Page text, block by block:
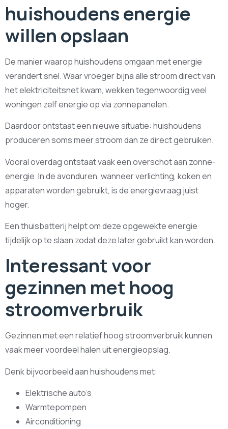
huishoudens energie
willen opslaan
De manier waarop huishoudens omgaan met energie
verandert snel. Waar vroeger bijna alle stroom direct van
het elektriciteitsnet kwam, wekken tegenwoordig veel
woningen zelf energie op via zonnepanelen.
Daardoor ontstaat een nieuwe situatie: huishoudens
produceren soms meer stroom dan ze direct gebruiken.
Vooral overdag ontstaat vaak een overschot aan zonne-
energie. In de avonduren, wanneer verlichting, koken en
apparaten worden gebruikt, is de energievraag juist
hoger.
Een thuisbatterij helpt om deze opgewekte energie
tijdelijk op te slaan zodat deze later gebruikt kan worden.
Interessant voor
gezinnen met hoog
stroomverbruik
Gezinnen met een relatief hoog stroomverbruik kunnen
vaak meer voordeel halen uit energieopslag.
Denk bijvoorbeeld aan huishoudens met:
Elektrische auto’s
Warmtepompen
Airconditioning